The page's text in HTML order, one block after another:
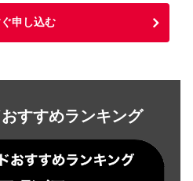
申し込む
すすめランキング